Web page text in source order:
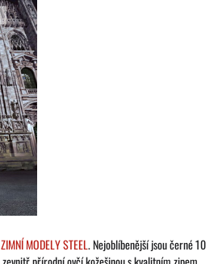
ZIMNÍ MODELY STEEL. Nejoblíbenější jsou černé 10